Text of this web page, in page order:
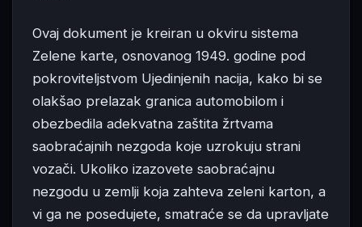
Ovaj dokument je kreiran u okviru sistema
Zelene karte, osnovanog 1949. godine pod
pokroviteljstvom Ujedinjenih nacija, kako bi se
olakšao prelazak granica automobilom i
obezbedila adekvatna zaštita žrtvama
saobraćajnih nezgoda koje uzrokuju strani
vozači. Ukoliko izazovete saobraćajnu
nezgodu u zemlji koja zahteva zeleni karton, a
vi ga ne posedujete, smatraće se da upravljate